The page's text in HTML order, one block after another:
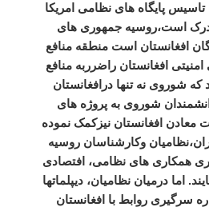
تاسیس پایگاه های نظامی امریکا
درک است،روسیه جمهوری های
افغانستان است منطقه منافع
افغانستان راضرربه منافع
که شوروی نه تنها درافغانستان
شوروی به پروژه های
معادن افغانستان نیزکمک نموده
وکارشناسان روسیه
همکاری های نظامی، افتصادی
اما درمیان نظامیان، دیپلماتها
سرگیری روابط با افغانستان